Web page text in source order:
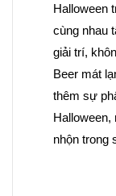
Halloween
cùng nhau
giải trí,
Beer mát
thêm sự
Halloween,
nhộn trong